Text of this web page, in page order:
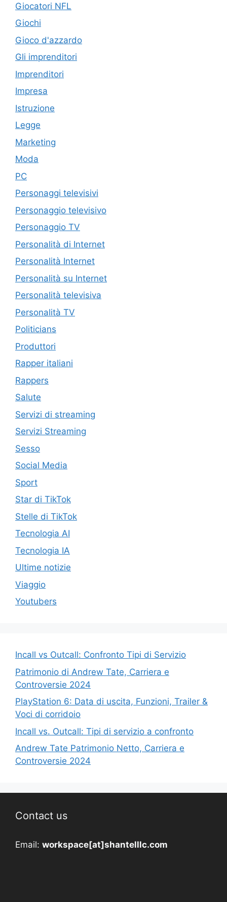
Giocatori NFL
Giochi
Gioco d'azzardo
Gli imprenditori
Imprenditori
Impresa
Istruzione
Legge
Marketing
Moda
PC
Personaggi televisivi
Personaggio televisivo
Personaggio TV
Personalità di Internet
Personalità Internet
Personalità su Internet
Personalità televisiva
Personalità TV
Politicians
Produttori
Rapper italiani
Rappers
Salute
Servizi di streaming
Servizi Streaming
Sesso
Social Media
Sport
Star di TikTok
Stelle di TikTok
Tecnologia AI
Tecnologia IA
Ultime notizie
Viaggio
Youtubers
Incall vs Outcall: Confronto Tipi di Servizio
Patrimonio di Andrew Tate, Carriera e
Controversie 2024
PlayStation 6: Data di uscita, Funzioni, Trailer &
Voci di corridoio
Incall vs. Outcall: Tipi di servizio a confronto
Andrew Tate Patrimonio Netto, Carriera e
Controversie 2024
Contact us
Email: workspace[at]shantelllc.com